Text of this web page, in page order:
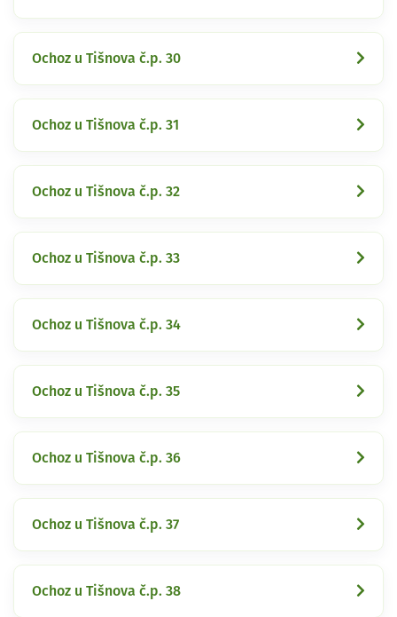
Ochoz u Tišnova č.p. 30
Ochoz u Tišnova č.p. 31
Ochoz u Tišnova č.p. 32
Ochoz u Tišnova č.p. 33
Ochoz u Tišnova č.p. 34
Ochoz u Tišnova č.p. 35
Ochoz u Tišnova č.p. 36
Ochoz u Tišnova č.p. 37
Ochoz u Tišnova č.p. 38